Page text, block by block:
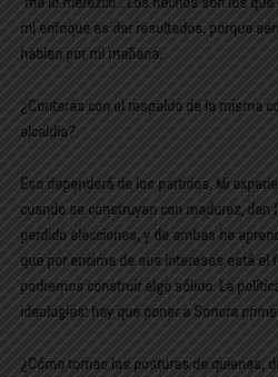
mi enfoque es dar resultados, porque
hablen por mí mañana.
¿Contarás con el respaldo de la misma
alcaldía?
Eso dependerá de los partidos. Mi
cuando se construyen con madurez,
perdido elecciones, y de ambas he
que por encima de sus intereses está el
podremos construir algo sólido. La
ideologías: hay que poner a Sonora
¿Cómo tomas las posturas de quienes,